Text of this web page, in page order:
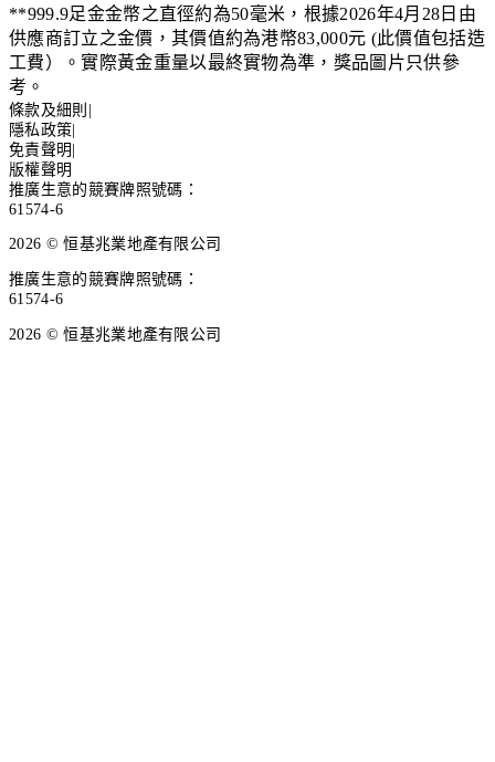
**999.9足金金幣之直徑約為50毫米，根據2026年4月28日由
供應商訂立之金價，其價值約為港幣83,000元 (此價值包括造
工費）。實際黃金重量以最終實物為準，獎品圖片只供參
考。
條款及細則
隱私政策
免責聲明
版權聲明
推廣生意的競賽牌照號碼：
61574-6
2026 © 恒基兆業地產有限公司
推廣生意的競賽牌照號碼：
61574-6
2026 © 恒基兆業地產有限公司